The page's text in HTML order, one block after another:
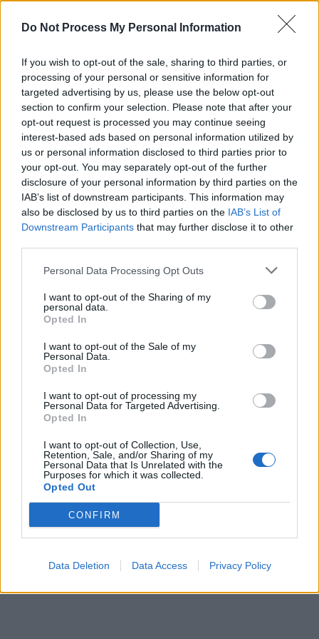
Do Not Process My Personal Information
If you wish to opt-out of the sale, sharing to third parties, or
processing of your personal or sensitive information for
targeted advertising by us, please use the below opt-out
section to confirm your selection. Please note that after your
opt-out request is processed you may continue seeing
interest-based ads based on personal information utilized by
us or personal information disclosed to third parties prior to
your opt-out. You may separately opt-out of the further
disclosure of your personal information by third parties on the
IAB’s list of downstream participants. This information may
also be disclosed by us to third parties on the IAB’s List of
Downstream Participants that may further disclose it to other
Personal Data Processing Opt Outs
I want to opt-out of the Sharing of my
personal data.
Opted In
I want to opt-out of the Sale of my
Personal Data.
Opted In
I want to opt-out of processing my
Personal Data for Targeted Advertising.
Opted In
I want to opt-out of Collection, Use,
Retention, Sale, and/or Sharing of my
Personal Data that Is Unrelated with the
Purposes for which it was collected.
Opted Out
CONFIRM
Data Deletion Data Access Privacy Policy
une difficulté à identifier et exprimer ses émotions.
concernée. La froideur peut aussi accompagner certains
troubles de la personnalité ou du spectre autistique,
mais seul un professionnel de santé mentale peut poser
un diagnostic précis.
Comment se protéger sans juger
la personne froide
poser des limites claires si la critique, le mépris ou le
contrôle deviennent constants. Il est important de
garder une attitude calme, d’expliquer simplement vos
besoins et d’accepter que l’autre ne puisse pas toujours
y répondre, pour préserver votre équilibre émotionnel.
s’agit pas de vous condamner. Il peut s’agir de
mécanismes de protection qui ont duré trop longtemps.
Un travail thérapeutique, l’apprentissage de
l’intelligence émotionnelle et de petits pas vers plus de
vulnérabilité peuvent aider à assouplir cette armure,
sans pour autant devenir quelqu’un d’extraverti ou de